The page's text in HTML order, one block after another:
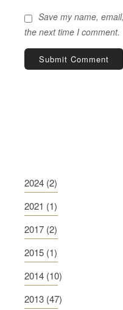
Save my name,
the next time I comment.
2024 (2)
2021 (1)
2017 (2)
2015 (1)
2014 (10)
2013 (47)